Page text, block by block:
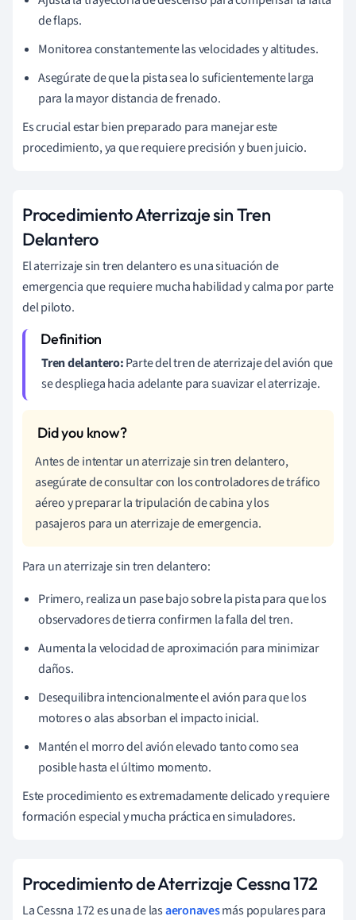
de flaps.
Monitorea constantemente las velocidades y altitudes.
Asegúrate de que la pista sea lo suficientemente larga
para la mayor distancia de frenado.
Es crucial estar bien preparado para manejar este
procedimiento, ya que requiere precisión y buen juicio.
Procedimiento Aterrizaje sin Tren
Delantero
El aterrizaje sin tren delantero es una situación de
emergencia que requiere mucha habilidad y calma por parte
del piloto.
Tren delantero:Parte del tren de aterrizaje del avión que
se despliega hacia adelante para suavizar el aterrizaje.
Antes de intentar un aterrizaje sin tren delantero,
asegúrate de consultar con los controladores de tráfico
aéreo y preparar la tripulación de cabina y los
pasajeros para un aterrizaje de emergencia.
Para un aterrizaje sin tren delantero:
Primero, realiza un pase bajo sobre la pista para que los
observadores de tierra confirmen la falla del tren.
Aumenta la velocidad de aproximación para minimizar
daños.
Desequilibra intencionalmente el avión para que los
motores o alas absorban el impacto inicial.
Mantén el morro del avión elevado tanto como sea
posible hasta el último momento.
Este procedimiento es extremadamente delicado y requiere
formación especial y mucha práctica en simuladores.
Procedimiento de Aterrizaje Cessna 172
La Cessna 172 es una de lasaeronavesmás populares para